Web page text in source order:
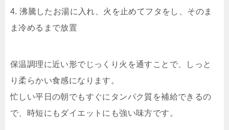
4. 沸騰したお湯に入れ、火を止めてフタをし、そのま
ま冷めるまで放置
保温調理に近い形でじっくり火を通すことで、しっと
り柔らかい食感になります。
忙しい平日の朝でもすぐにタンパク質を補給できるの
で、時短にもダイエットにも強い味方です。